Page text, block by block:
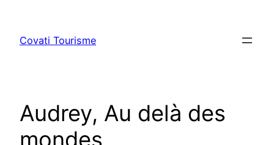
contenu
Covati Tourisme
Audrey, Au delà des
mondes